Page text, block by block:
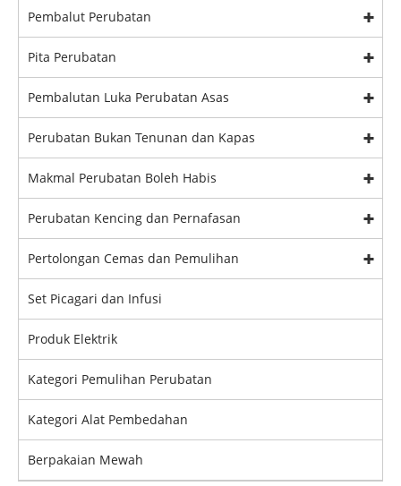
Pembalut Perubatan
Pita Perubatan
Pembalutan Luka Perubatan Asas
Perubatan Bukan Tenunan dan Kapas
Makmal Perubatan Boleh Habis
Perubatan Kencing dan Pernafasan
Pertolongan Cemas dan Pemulihan
Set Picagari dan Infusi
Produk Elektrik
Kategori Pemulihan Perubatan
Kategori Alat Pembedahan
Berpakaian Mewah